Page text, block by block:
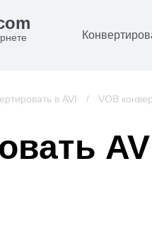
Книги
в AVI / VOB